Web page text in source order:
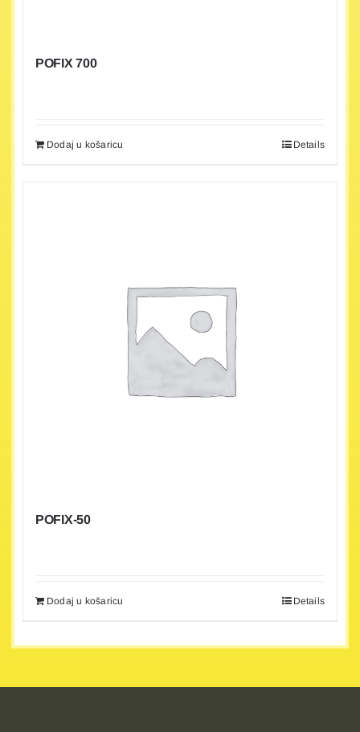
POFIX 700
Dodaj u košaricu Details
POFIX-50
Dodaj u košaricu Details